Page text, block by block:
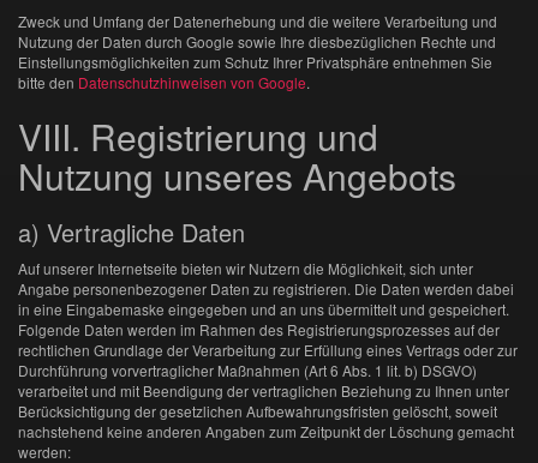
Zweck und Umfang der Datenerhebung und die weitere Verarbeitung und
Nutzung der Daten durch Google sowie Ihre diesbezüglichen Rechte und
Einstellungsmöglichkeiten zum Schutz Ihrer Privatsphäre entnehmen Sie
bitte den Datenschutzhinweisen von Google.
VIII. Registrierung und
Nutzung unseres Angebots
a) Vertragliche Daten
Auf unserer Internetseite bieten wir Nutzern die Möglichkeit, sich unter
Angabe personenbezogener Daten zu registrieren. Die Daten werden dabei
in eine Eingabemaske eingegeben und an uns übermittelt und gespeichert.
Folgende Daten werden im Rahmen des Registrierungsprozesses auf der
rechtlichen Grundlage der Verarbeitung zur Erfüllung eines Vertrags oder zur
Durchführung vorvertraglicher Maßnahmen (Art 6 Abs. 1 lit. b) DSGVO)
verarbeitet und mit Beendigung der vertraglichen Beziehung zu Ihnen unter
Berücksichtigung der gesetzlichen Aufbewahrungsfristen gelöscht, soweit
nachstehend keine anderen Angaben zum Zeitpunkt der Löschung gemacht
werden: